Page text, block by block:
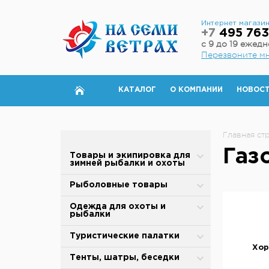
Интернет магазин
+7 495
с 9 до 19
Перезвоните
КАТАЛОГ О КОМПАНИИ
Товары и экипировка для
зимней рыбалки и охоты
Палатки для зимней рыбалки
Полы для зимней палатки
Рыболовные товары
Блесны
карабины
Одежда для охоты и
рыбалки
Зимняя одежда
Защита от дождя и ветра
Туристические палатки
Alpika
Тенты, шатры, беседки
Главная